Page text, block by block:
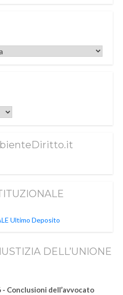
Ultimo Deposito
DELL’UNIONE
Conclusioni dell’avvocato